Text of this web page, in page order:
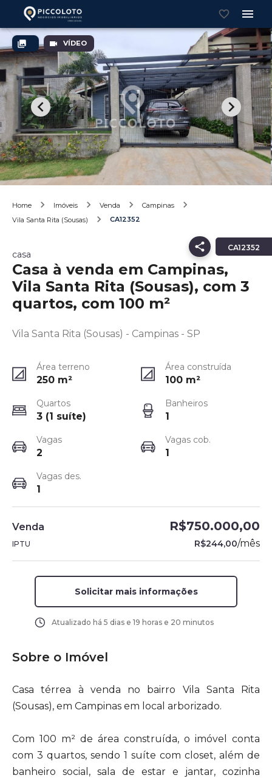
VÍDEO
Home Imóveis Venda
Campinas
Vila Santa Rita (Sousas)
CA12352
CA12352
casa
Casa à venda em Campinas,
Vila Santa Rita (Sousas), com 3
quartos, com 100 m²
Vila Santa Rita (Sousas) - Campinas - SP
Área terreno
250 m²
Área construída
100 m²
Quartos
3 (1 suíte)
Banheiros
1
Vagas
2
Vagas cob.
1
Vagas des.
1
Venda R$750.000,00
IPTU R$244,00/mês
Solicitar mais informações
Atualizado há 5 dias e 19 horas e 20 minutos
Sobre o Imóvel
Casa térrea à venda no bairro Vila Santa Rita
(Sousas), em Campinas em local arborizado.
Com 100 m² de área construída, o imóvel conta
com 3 quartos, sendo 1 suíte com closet, além de
banheiro social, sala de estar e jantar, cozinha